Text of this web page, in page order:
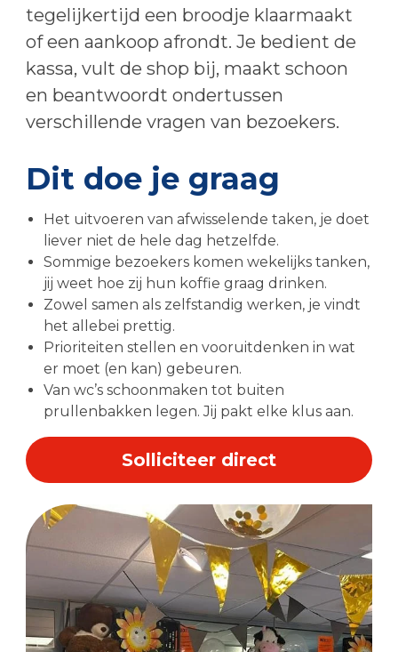
tegelijkertijd een broodje klaarmaakt
of een aankoop afrondt. Je bedient de
kassa, vult de shop bij, maakt schoon
en beantwoordt ondertussen
verschillende vragen van bezoekers.
Dit doe je graag
Het uitvoeren van afwisselende taken, je doet
liever niet de hele dag hetzelfde.
Sommige bezoekers komen wekelijks tanken,
jij weet hoe zij hun koffie graag drinken.
Zowel samen als zelfstandig werken, je vindt
het allebei prettig.
Prioriteiten stellen en vooruitdenken in wat
er moet (en kan) gebeuren.
Van wc’s schoonmaken tot buiten
prullenbakken legen. Jij pakt elke klus aan.
Solliciteer direct